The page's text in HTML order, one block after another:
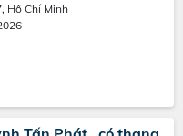
Hồ Chí Minh